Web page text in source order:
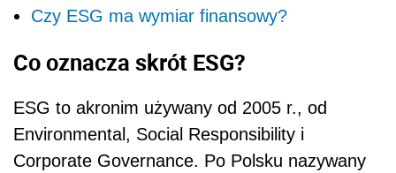
Czy ESG ma wymiar finansowy?
Co oznacza skrót ESG?
ESG to akronim używany od 2005 r., od
Environmental, Social Responsibility i
Corporate Governance. Po Polsku nazywany